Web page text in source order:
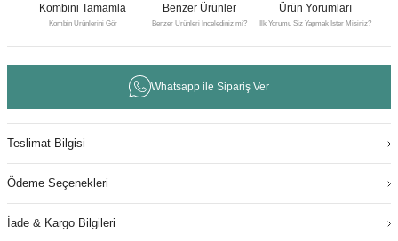
Kombini Tamamla
Kombin Ürünlerini Gör
Benzer Ürünler
Benzer Ürünleri İncelediniz mi?
Ürün Yorumları
İlk Yorumu Siz Yapmak İster Misiniz?
Whatsapp ile Sipariş Ver
Teslimat Bilgisi
Ödeme Seçenekleri
İade & Kargo Bilgileri